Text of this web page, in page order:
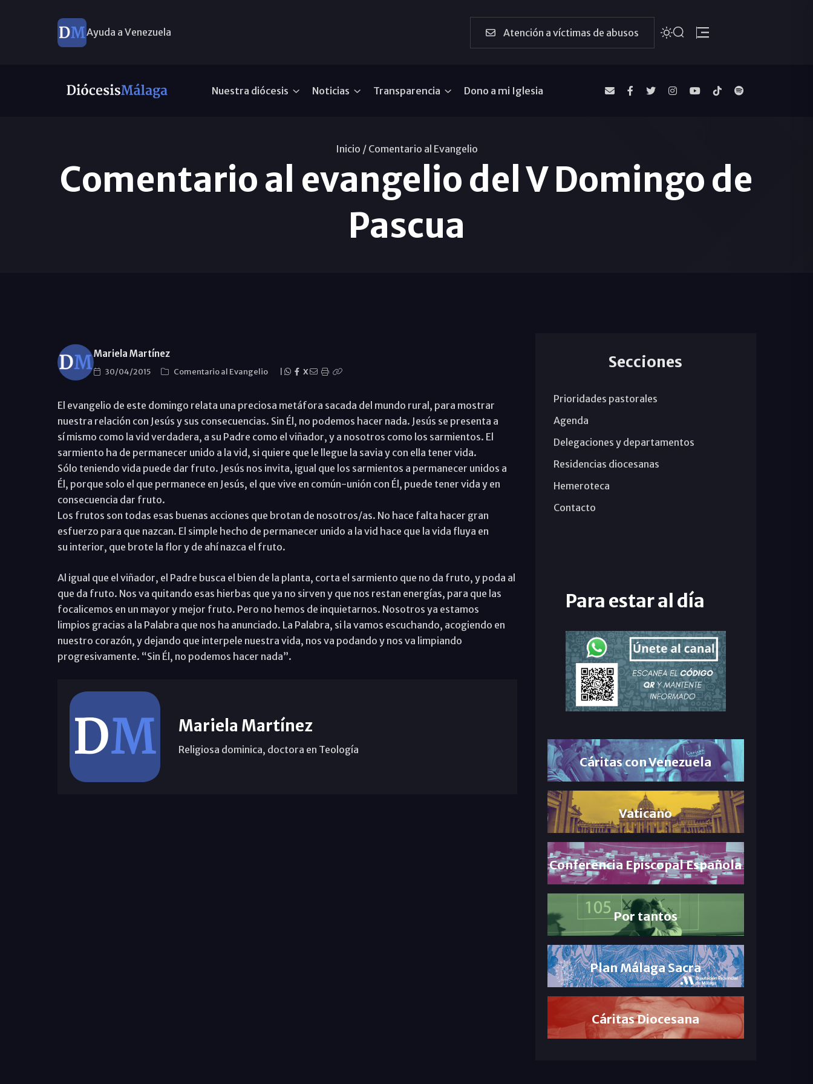
Ayuda a Venezuela Atención a víctimas de abusos
Nuestra diócesis Noticias Transparencia Dono a mi Iglesia
Inicio / Comentario al Evangelio
Comentario al evangelio del V Domingo de
Pascua
Mariela Martínez
30/04/2015 Comentario al Evangelio X
El evangelio de este domingo relata una preciosa metáfora sacada del mundo rural, para mostrar
nuestra relación con Jesús y sus consecuencias. Sin Él, no podemos hacer nada. Jesús se presenta a
sí mismo como la vid verdadera, a su Padre como el viñador, y a nosotros como los sarmientos. El
sarmiento ha de permanecer unido a la vid, si quiere que le llegue la savia y con ella tener vida.
Sólo teniendo vida puede dar fruto. Jesús nos invita, igual que los sarmientos a permanecer unidos a
Él, porque solo el que permanece en Jesús, el que vive en común-unión con Él, puede tener vida y en
consecuencia dar fruto.
Los frutos son todas esas buenas acciones que brotan de nosotros/as. No hace falta hacer gran
esfuerzo para que nazcan. El simple hecho de permanecer unido a la vid hace que la vida fluya en
su interior, que brote la flor y de ahí nazca el fruto.
Al igual que el viñador, el Padre busca el bien de la planta, corta el sarmiento que no da fruto, y poda al
que da fruto. Nos va quitando esas hierbas que ya no sirven y que nos restan energías, para que las
focalicemos en un mayor y mejor fruto. Pero no hemos de inquietarnos. Nosotros ya estamos
limpios gracias a la Palabra que nos ha anunciado. La Palabra, si la vamos escuchando, acogiendo en
nuestro corazón, y dejando que interpele nuestra vida, nos va podando y nos va limpiando
progresivamente. “Sin Él, no podemos hacer nada”.
Mariela Martínez
Religiosa dominica, doctora en Teología
Secciones
Prioridades pastorales
Agenda
Delegaciones y departamentos
Residencias diocesanas
Hemeroteca
Contacto
Para estar al día
Cáritas con Venezuela
Vaticano
Conferencia Episcopal Española
Por tantos
Plan Málaga Sacra
Cáritas Diocesana